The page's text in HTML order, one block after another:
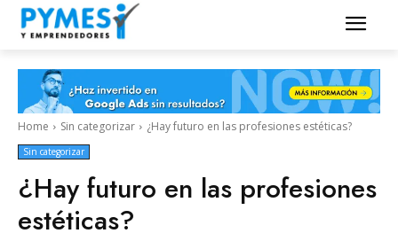
Home Sin categorizar ¿Hay futuro en las profesiones estéticas?
Sin categorizar
¿Hay futuro en las profesiones
estéticas?